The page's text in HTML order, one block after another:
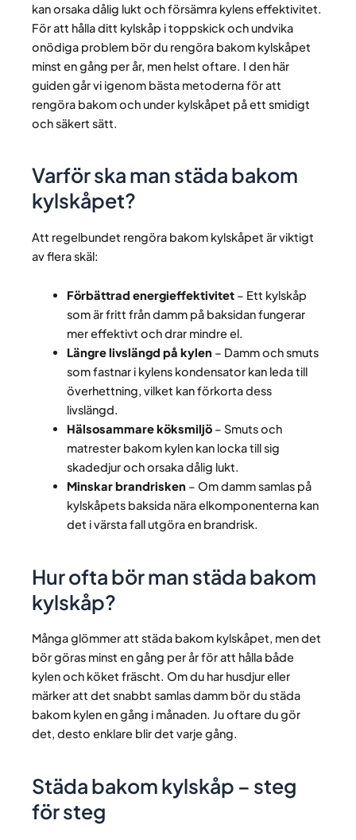
kan orsaka dålig lukt och försämra kylens effektivitet.
För att hålla ditt kylskåp i toppskick och undvika
onödiga problem bör du rengöra bakom kylskåpet
minst en gång per år, men helst oftare. I den här
guiden går vi igenom bästa metoderna för att
rengöra bakom och under kylskåpet på ett smidigt
och säkert sätt.
Varför ska man städa bakom
kylskåpet?
Att regelbundet rengöra bakom kylskåpet är viktigt
av flera skäl:
Förbättrad energieffektivitet– Ett kylskåp
som är fritt från damm på baksidan fungerar
mer effektivt och drar mindre el.
Längre livslängd på kylen – Damm och smuts
som fastnar i kylens kondensator kan leda till
överhettning, vilket kan förkorta dess
livslängd.
Hälsosammare köksmiljö– Smuts och
matrester bakom kylen kan locka till sig
skadedjur och orsaka dålig lukt.
Minskar brandrisken – Om damm samlas på
kylskåpets baksida nära elkomponenterna kan
det i värsta fall utgöra en brandrisk.
Hur ofta bör man städa bakom
kylskåp?
Många glömmer att städa bakom kylskåpet, men det
bör göras minst en gång per år för att hålla både
kylen och köket fräscht. Om du har husdjur eller
märker att det snabbt samlas damm bör du städa
bakom kylen en gång i månaden. Ju oftare du gör
det, desto enklare blir det varje gång.
Städa bakom kylskåp – steg
för steg